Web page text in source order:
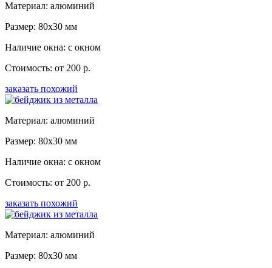
Материал: алюминий
Размер: 80x30 мм
Наличие окна: с окном
Стоимость: от 200 р.
заказать похожий
Материал: алюминий
Размер: 80x30 мм
Наличие окна: с окном
Стоимость: от 200 р.
заказать похожий
Материал: алюминий
Размер: 80x30 мм